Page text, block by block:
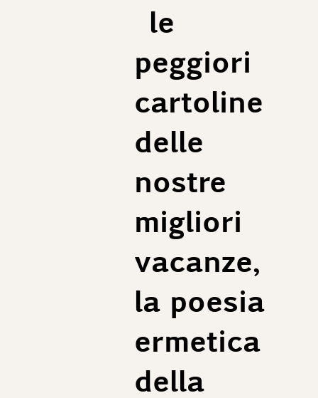
le
peggiori
cartoline
delle
nostre
migliori
vacanze,
la poesia
ermetica
della